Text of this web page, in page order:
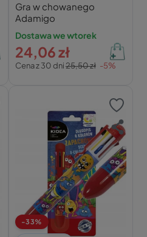
Gra w chowanego
Adamigo
Dostawa we wtorek
Cena z 30 dni25,50 zł -5%
24,06 zł
-33%